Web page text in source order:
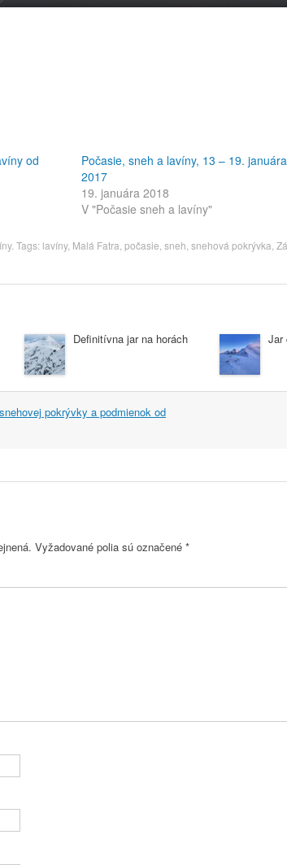
od
Počasie, sneh a lavíny, 13 – 19. januára
2017
19. januára 2018
V "Počasie sneh a lavíny"
. Tags: lavíny, Malá Fatra počasie sneh snehová pokrývka
Definitívna jar na horách Jar
pokrývky a podmienok od
Vyžadované polia sú označené *